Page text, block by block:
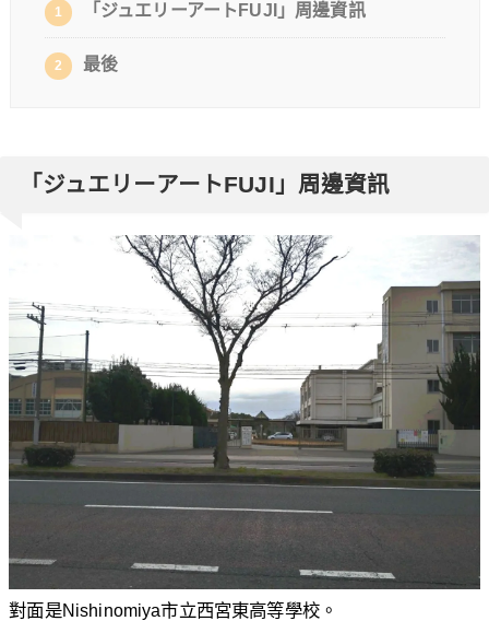
1 「ジュエリーアートFUJI」周邊資訊
2 最後
「ジュエリーアートFUJI」周邊資訊
對面是Nishinomiya市立西宮東高等學校。